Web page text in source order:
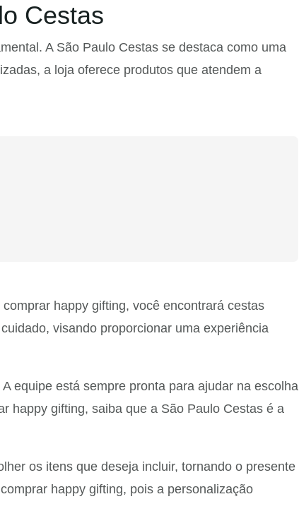
Cestas
A São Paulo Cestas se destaca como uma
a loja oferece produtos que atendem a
happy gifting, você encontrará cestas
visando proporcionar uma experiência
equipe está sempre pronta para ajudar na escolha
happy gifting, saiba que a São Paulo Cestas é a
os itens que deseja incluir, tornando o presente
happy gifting, pois a personalização